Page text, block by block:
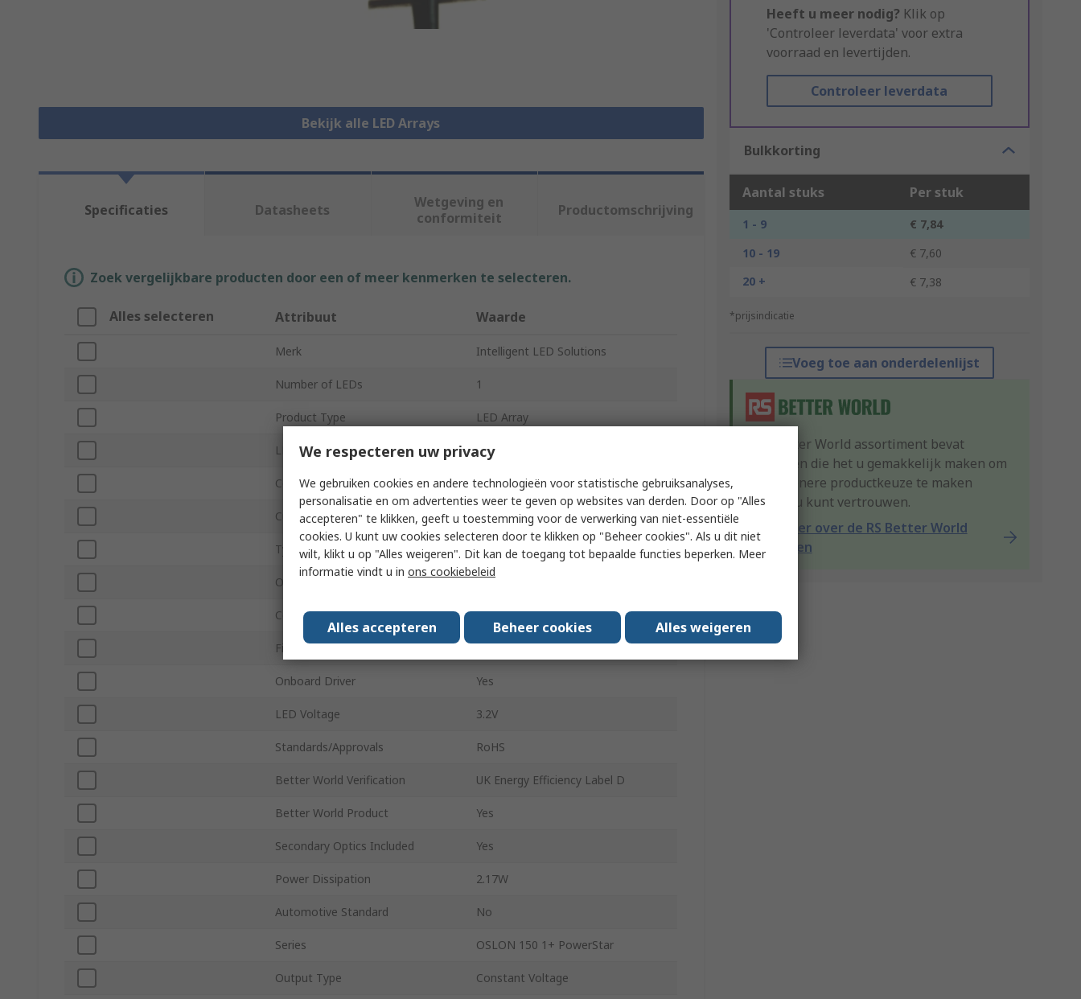
Bekijk alle LED Arrays
Heeft u meer nodig? Klik op
'Controleer leverdata' voor extra
voorraad en levertijden.
Controleer leverdata
Bulkkorting
Aantal stuks Per stuk
1 - 9
€ 7,84
10 - 19
€ 7,60
20 +
€ 7,38
*prijsindicatie
Voeg toe aan onderdelenlijst
Ons Better World assortiment bevat
producten die het u gemakkelijk maken om
een groenere productkeuze te maken
waarop u kunt vertrouwen.
Lees meer over de RS Better World
producten
Specificaties Datasheets
Wetgeving en
conformiteit
Productomschrijving
Zoek vergelijkbare producten door een of meer kenmerken te selecteren.
Alles selecteren Attribuut Waarde
Merk Intelligent LED Solutions
Number of LEDs 1
Product Type LED Array
LED Colour Ultra White
Colour Temperature 6500K
Current 1000mA
Typical Luminous Flux 125lm
Outside Diameter 20mm
Connection Type Solder
Fixing Hole Diameter 2mm
Onboard Driver Yes
LED Voltage 3.2V
Standards/Approvals RoHS
Better World Verification UK Energy Efficiency Label D
Better World Product Yes
Secondary Optics Included Yes
Power Dissipation 2.17W
Automotive Standard No
Series OSLON 150 1+ PowerStar
Output Type Constant Voltage
We respecteren uw privacy
We gebruiken cookies en andere technologieën voor statistische gebruiksanalyses,
personalisatie en om advertenties weer te geven op websites van derden. Door op "Alles
accepteren" te klikken, geeft u toestemming voor de verwerking van niet-essentiële
cookies. U kunt uw cookies selecteren door te klikken op "Beheer cookies". Als u dit niet
wilt, klikt u op "Alles weigeren". Dit kan de toegang tot bepaalde functies beperken. Meer
informatie vindt u in ons cookiebeleid
Alles accepteren Beheer cookies Alles weigeren